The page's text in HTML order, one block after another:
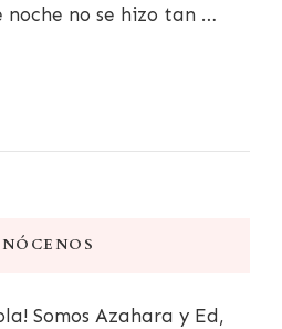
no se hizo tan …
Somos Azahara y Ed,